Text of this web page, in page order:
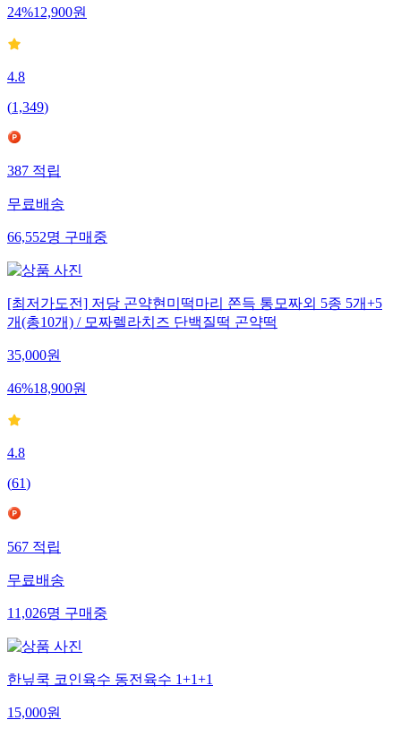
24%12,900원
4.8
(1,349)
387적립
무료배송
66,552명구매중
[최저가도전] 저당 곤약현미떡마리 쫀득 통모짜외 5종 5개+5
개(총10개) / 모짜렐라치즈 단백질떡 곤약떡
35,000원
46%18,900원
4.8
(61)
567적립
무료배송
11,026명구매중
한닢쿡 코인육수 동전육수 1+1+1
15,000원